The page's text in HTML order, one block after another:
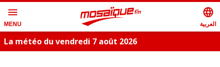
menu
MENU
language
العربية
La météo du vendredi 7 août 2026